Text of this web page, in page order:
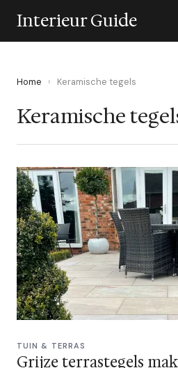
Interieur Guide
Home › Keramische tegels
Keramische
TUIN & TERRAS
Grijze terrastegels